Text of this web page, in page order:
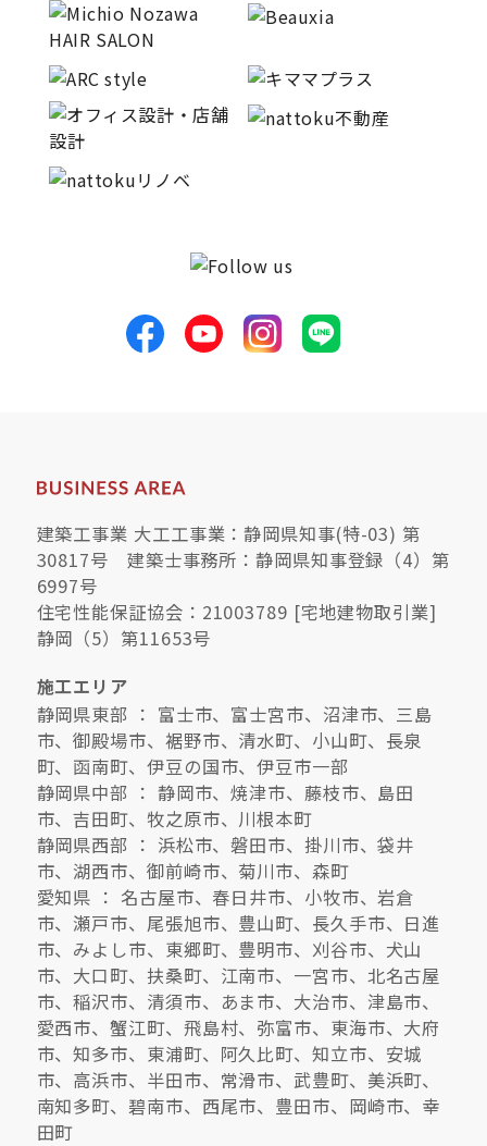
建築工事業 大工工事業：静岡県知事(特-03) 第
30817号 建築士事務所：静岡県知事登録（4）第
6997号
住宅性能保証協会：21003789 [宅地建物取引業]
静岡（5）第11653号
施工エリア
静岡県東部 ： 富士市、富士宮市、沼津市、三島
市、御殿場市、裾野市、清水町、小山町、長泉
町、函南町、伊豆の国市、伊豆市一部
静岡県中部 ： 静岡市、焼津市、藤枝市、島田
市、吉田町、牧之原市、川根本町
静岡県西部 ： 浜松市、磐田市、掛川市、袋井
市、湖西市、御前崎市、菊川市、森町
愛知県 ： 名古屋市、春日井市、小牧市、岩倉
市、瀬戸市、尾張旭市、豊山町、長久手市、日進
市、みよし市、東郷町、豊明市、刈谷市、犬山
市、大口町、扶桑町、江南市、一宮市、北名古屋
市、稲沢市、清須市、あま市、大治市、津島市、
愛西市、蟹江町、飛島村、弥富市、東海市、大府
市、知多市、東浦町、阿久比町、知立市、安城
市、高浜市、半田市、常滑市、武豊町、美浜町、
南知多町、碧南市、西尾市、豊田市、岡崎市、幸
田町